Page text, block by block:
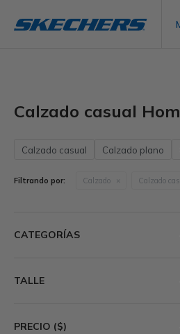
Calzado casual
Calzado casual Calzado plano
Filtrando por: Calzado Calzado
CATEGORÍAS
TALLE
PRECIO ($)